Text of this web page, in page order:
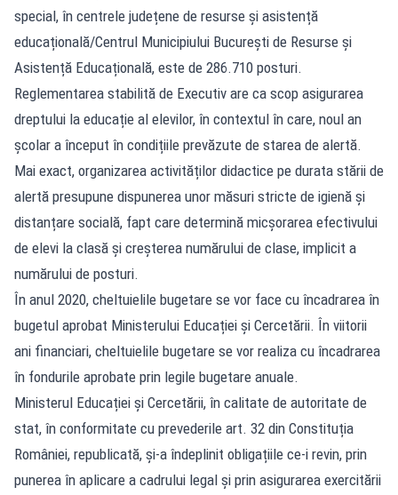
special, în centrele județene de resurse și asistență
educațională/Centrul Municipiului București de Resurse și
Asistență Educațională, este de 286.710 posturi.
Reglementarea stabilită de Executiv are ca scop asigurarea
dreptului la educație al elevilor, în contextul în care, noul an
școlar a început în condițiile prevăzute de starea de alertă.
Mai exact, organizarea activităților didactice pe durata stării de
alertă presupune dispunerea unor măsuri stricte de igienă și
distanțare socială, fapt care determină micșorarea efectivului
de elevi la clasă și creșterea numărului de clase, implicit a
numărului de posturi.
În anul 2020, cheltuielile bugetare se vor face cu încadrarea în
bugetul aprobat Ministerului Educației și Cercetării. În viitorii
ani financiari, cheltuielile bugetare se vor realiza cu încadrarea
în fondurile aprobate prin legile bugetare anuale.
Ministerul Educației și Cercetării, în calitate de autoritate de
stat, în conformitate cu prevederile art. 32 din Constituția
României, republicată, și-a îndeplinit obligațiile ce-i revin, prin
punerea în aplicare a cadrului legal și prin asigurarea exercitării